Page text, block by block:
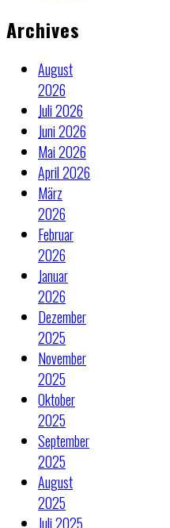
Archives
August
2026
Juli 2026
Juni 2026
Mai 2026
April 2026
März
2026
Februar
2026
Januar
2026
Dezember
2025
November
2025
Oktober
2025
September
2025
August
2025
Juli 2025